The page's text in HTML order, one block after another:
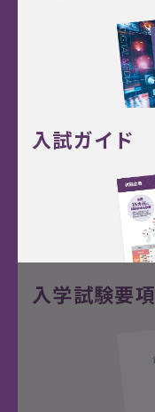
入試ガイド
入学試験要項